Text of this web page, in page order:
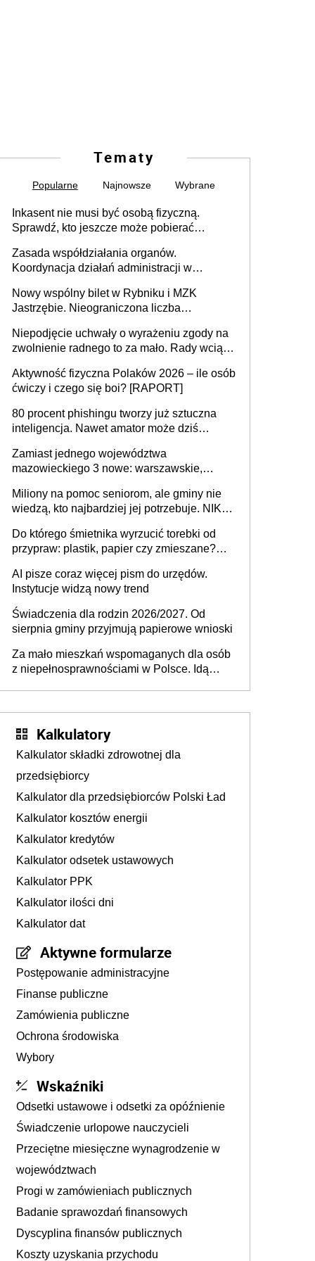
Tematy
Popularne Najnowsze Wybrane
Inkasent nie musi być osobą fizyczną.
Sprawdź, kto jeszcze może pobierać
Zasada współdziałania organów.
Koordynacja działań administracji w
Nowy wspólny bilet w Rybniku i MZK
Jastrzębie. Nieograniczona liczba
Niepodjęcie uchwały o wyrażeniu zgody na
zwolnienie radnego to za mało. Rady wciąż
rozstrzygać sprawy
Aktywność fizyczna Polaków 2026 – ile osób
ćwiczy i czego się boi? [RAPORT]
80 procent phishingu tworzy już sztuczna
inteligencja. Nawet amator może dziś
Zamiast jednego województwa
mazowieckiego 3 nowe: warszawskie,
Europie nie ma tak dużych jednostek
stołecznych
Miliony na pomoc seniorom, ale gminy nie
wiedzą, kto najbardziej jej potrzebuje. NIK
Do którego śmietnika wyrzucić torebki od
przypraw: plastik, papier czy zmieszane?
AI pisze coraz więcej pism do urzędów.
Instytucje widzą nowy trend
Świadczenia dla rodzin 2026/2027. Od
sierpnia gminy przyjmują papierowe wnioski
Za mało mieszkań wspomaganych dla osób
z niepełnosprawnościami w Polsce. Idą
Kalkulatory
Kalkulator składki zdrowotnej dla
przedsiębiorcy
Kalkulator dla przedsiębiorców Polski Ład
Kalkulator kosztów energii
Kalkulator kredytów
Kalkulator odsetek ustawowych
Kalkulator PPK
Kalkulator ilości dni
Kalkulator dat
Aktywne formularze
Postępowanie administracyjne
Finanse publiczne
Zamówienia publiczne
Ochrona środowiska
Wybory
Wskaźniki
Odsetki ustawowe i odsetki za opóźnienie
Świadczenie urlopowe nauczycieli
Przeciętne miesięczne wynagrodzenie w
województwach
Progi w zamówieniach publicznych
Badanie sprawozdań finansowych
Dyscyplina finansów publicznych
Koszty uzyskania przychodu